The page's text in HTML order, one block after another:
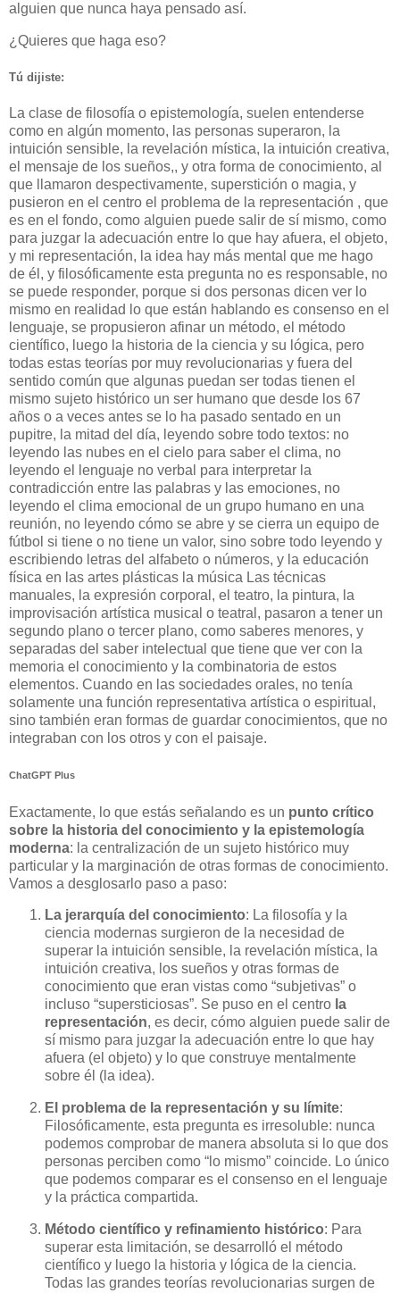
alguien que nunca haya pensado así.
¿Quieres que haga eso?
Tú dijiste:
La clase de filosofía o epistemología, suelen entenderse
como en algún momento, las personas superaron, la
intuición sensible, la revelación mística, la intuición creativa,
el mensaje de los sueños,, y otra forma de conocimiento, al
que llamaron despectivamente, superstición o magia, y
pusieron en el centro el problema de la representación , que
es en el fondo, como alguien puede salir de sí mismo, como
para juzgar la adecuación entre lo que hay afuera, el objeto,
y mi representación, la idea hay más mental que me hago
de él, y filosóficamente esta pregunta no es responsable, no
se puede responder, porque si dos personas dicen ver lo
mismo en realidad lo que están hablando es consenso en el
lenguaje, se propusieron afinar un método, el método
científico, luego la historia de la ciencia y su lógica, pero
todas estas teorías por muy revolucionarias y fuera del
sentido común que algunas puedan ser todas tienen el
mismo sujeto histórico un ser humano que desde los 67
años o a veces antes se lo ha pasado sentado en un
pupitre, la mitad del día, leyendo sobre todo textos: no
leyendo las nubes en el cielo para saber el clima, no
leyendo el lenguaje no verbal para interpretar la
contradicción entre las palabras y las emociones, no
leyendo el clima emocional de un grupo humano en una
reunión, no leyendo cómo se abre y se cierra un equipo de
fútbol si tiene o no tiene un valor, sino sobre todo leyendo y
escribiendo letras del alfabeto o números, y la educación
física en las artes plásticas la música Las técnicas
manuales, la expresión corporal, el teatro, la pintura, la
improvisación artística musical o teatral, pasaron a tener un
segundo plano o tercer plano, como saberes menores, y
separadas del saber intelectual que tiene que ver con la
memoria el conocimiento y la combinatoria de estos
elementos. Cuando en las sociedades orales, no tenía
solamente una función representativa artística o espiritual,
sino también eran formas de guardar conocimientos, que no
integraban con los otros y con el paisaje.
ChatGPT Plus
Exactamente, lo que estás señalando es un punto crítico
sobre la historia del conocimiento y la epistemología
moderna: la centralización de un sujeto histórico muy
particular y la marginación de otras formas de conocimiento.
Vamos a desglosarlo paso a paso:
La jerarquía del conocimiento: La filosofía y la
ciencia modernas surgieron de la necesidad de
superar la intuición sensible, la revelación mística, la
intuición creativa, los sueños y otras formas de
conocimiento que eran vistas como “subjetivas” o
incluso “supersticiosas”. Se puso en el centro la
representación, es decir, cómo alguien puede salir de
sí mismo para juzgar la adecuación entre lo que hay
afuera (el objeto) y lo que construye mentalmente
sobre él (la idea).
El problema de la representación y su límite:
Filosóficamente, esta pregunta es irresoluble: nunca
podemos comprobar de manera absoluta si lo que dos
personas perciben como “lo mismo” coincide. Lo único
que podemos comparar es el consenso en el lenguaje
y la práctica compartida.
Método científico y refinamiento histórico: Para
superar esta limitación, se desarrolló el método
científico y luego la historia y lógica de la ciencia.
Todas las grandes teorías revolucionarias surgen de